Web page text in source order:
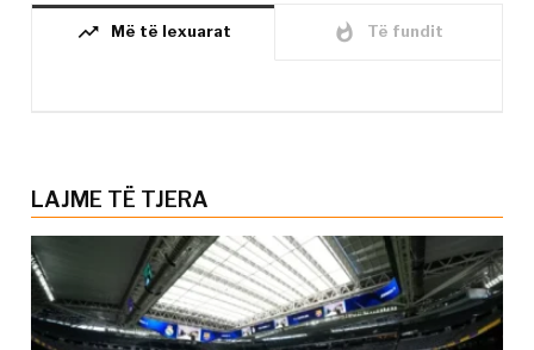
trending_up Më të lexuarat whatshot Të fundit
LAJME TË TJERA